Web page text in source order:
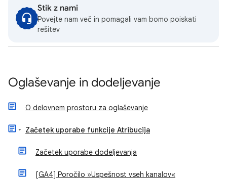
Stik z nami
Povejte nam več in pomagali vam bomo poiskati
rešitev
Oglaševanje in dodeljevanje
O delovnem prostoru za oglaševanje
Začetek uporabe funkcije Atribucija
Začetek uporabe dodeljevanja
[GA4] Poročilo »Uspešnost vseh kanalov«